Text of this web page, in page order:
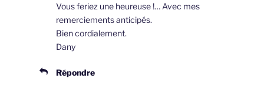
Vous feriez une heureuse !… Avec mes
remerciements anticipés.
Bien cordialement.
Dany
Répondre